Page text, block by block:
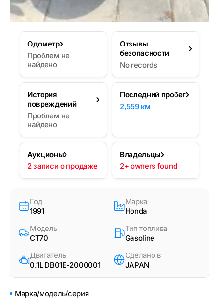
Одометр
Проблем не
найдено
Отзывы
безопасности
No records
История
повреждений
Проблем не
найдено
Последний пробег
2,559 км
Аукционы
2 записи о продаже
Владельцы
2+ owners found
Год
1991
Марка
Honda
Модель
CT70
Тип топлива
Gasoline
Двигатель
0.1L DB01E-2000001
Сделано в
JAPAN
Марка/модель/серия